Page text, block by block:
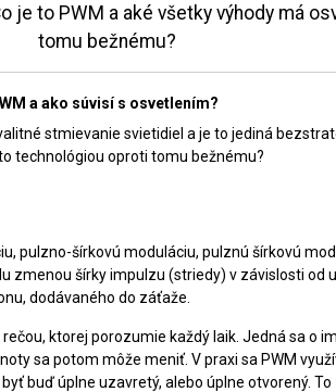
je to PWM a aké všetky výhody má
tomu bežnému?
a ako súvisí s osvetlením?
stmievanie svietidiel a je to jediná
technológiou oproti tomu bežnému?
pulzno-šírkovú moduláciu, pulznú šírkovú
zmenou šírky impulzu (striedy) v závislosti od
dodávaného do záťaže.
ktorej porozumie každý laik. Jedná sa o
sa potom môže meniť. V praxi sa PWM
buď úplne uzavretý, alebo úplne otvorený.